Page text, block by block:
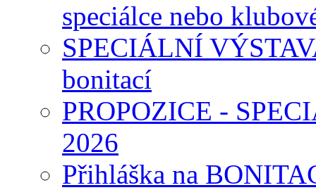
speciálce nebo
SPECIÁLNÍ
bonitací
PROPOZICE -
2026
Přihláška na